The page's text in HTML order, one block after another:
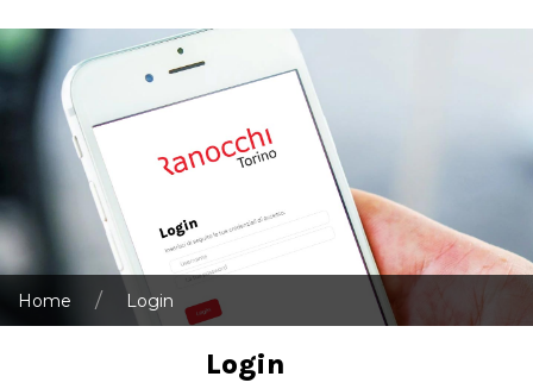
Home Login
Login